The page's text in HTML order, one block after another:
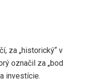
za „historický“ v
označil za „bod
investície.